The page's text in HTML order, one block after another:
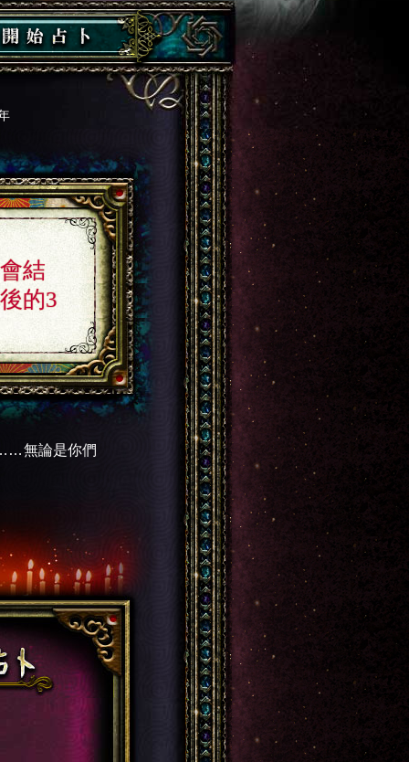
結
的3
無論是你們